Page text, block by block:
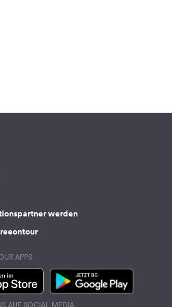
werden
APPS
AUF SOCIAL MEDIA